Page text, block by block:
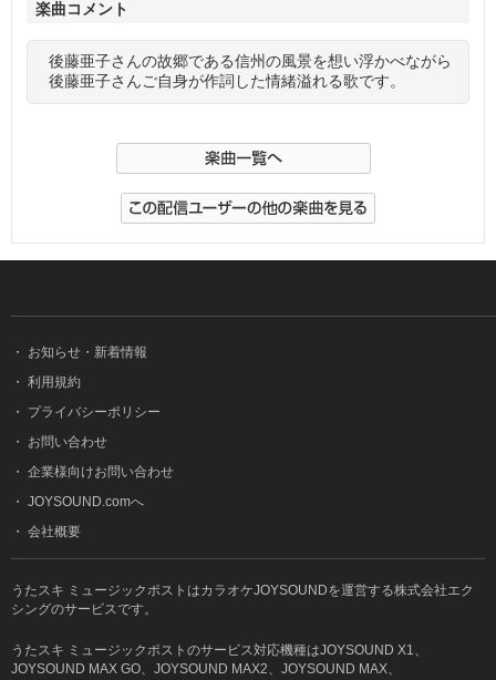
楽曲コメント
後藤亜子さんの故郷である信州の風景を想い浮かべながら
後藤亜子さんご自身が作詞した情緒溢れる歌です。
・
お知らせ・新着情報
・ 利用規約
・
プライバシーポリシー
・
お問い合わせ
・ 企業様向けお問い合わせ
・ JOYSOUND.comへ
・ 会社概要
うたスキ ミュージックポストはカラオケJOYSOUNDを運営する株式会社エク
シングのサービスです。
うたスキ ミュージックポストのサービス対応機種はJOYSOUND X1、
JOYSOUND MAX GO、JOYSOUND MAX2、JOYSOUND MAX、